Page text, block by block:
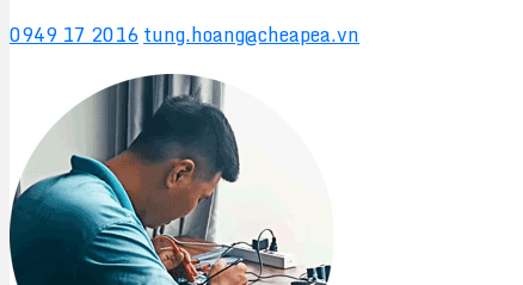
0949 17 2016tung.hoang@cheapea.vn